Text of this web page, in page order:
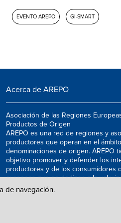
EVENTO AREPO GI-SMART
Acerca de AREPO
Asociación de las Regiones
Productos de Origen
AREPO es una red de regiones y
productores que operan en el
denominaciones de origen. AREPO
objetivo promover y defender los
productores y de los consumidores
europeas que se dedican a la
productos agroalimentarios de calidad.
de navegación.